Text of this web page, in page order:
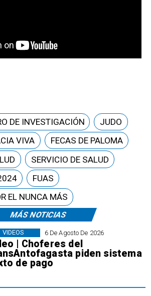
MÁS NOTICIAS
6 De Agosto De 2026
| Choferes del
piden sistema
de pago
VIDEOS
DE INVESTIGACIÓN
JUDO
VIVA
FECAS DE PALOMA
SERVICIO DE SALUD
FUAS
EL NUNCA MÁS